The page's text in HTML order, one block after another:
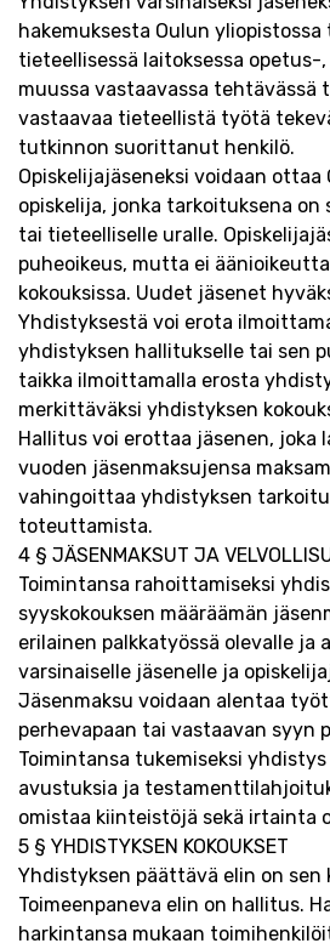
hakemuksesta Oulun yliopistossa
tieteellisessä laitoksessa
muussa vastaavassa tehtävässä
vastaavaa tieteellistä työtä
tutkinnon suorittanut henkilö.
Opiskelijajäseneksi voidaan ottaa
opiskelija, jonka tarkoituksena
tai tieteelliselle uralle.
puheoikeus, mutta ei
kokouksissa. Uudet jäsenet
Yhdistyksestä voi erota
yhdistyksen hallitukselle tai sen
taikka ilmoittamalla erosta
merkittäväksi yhdistyksen
Hallitus voi erottaa jäsenen, joka
vuoden jäsenmaksujensa
vahingoittaa yhdistyksen
toteuttamista.
4 § JÄSENMAKSUT JA
Toimintansa rahoittamiseksi
syyskokouksen määräämän
erilainen palkkatyössä olevalle ja
varsinaiselle jäsenelle ja
Jäsenmaksu voidaan alentaa
perhevapaan tai vastaavan syyn
Toimintansa tukemiseksi
avustuksia ja
omistaa kiinteistöjä sekä irtainta
5 § YHDISTYKSEN KOKOUKSET
Yhdistyksen päättävä elin on sen
Toimeenpaneva elin on hallitus.
harkintansa mukaan